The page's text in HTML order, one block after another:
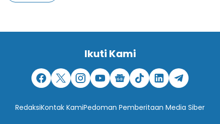
Ikuti Kami
RedaksiKontak KamiPedoman Pemberitaan Media Siber